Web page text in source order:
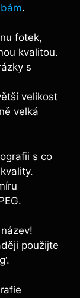
.
fotek,
kvalitou.
s
velikost
velká
s co
použijte